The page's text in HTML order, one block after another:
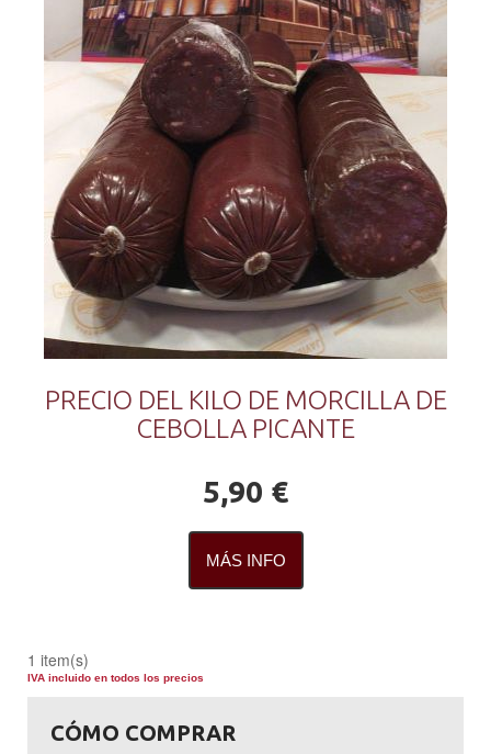
PRECIO DEL KILO DE MORCILLA DE
CEBOLLA PICANTE
5,90 €
MÁS INFO
1 item(s)
IVA incluido en todos los precios
CÓMO COMPRAR